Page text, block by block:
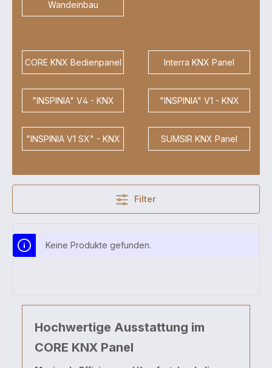
Wandeinbau
CORE KNX Bedienpanel Interra KNX Panel
"INSPINIA" V4 - KNX "INSPINIA" V1 - KNX
"INSPINIA V1 SX" - KNX SUMSIR KNX Panel
Filter
Keine Produkte gefunden.
Hochwertige Ausstattung im
CORE KNX Panel